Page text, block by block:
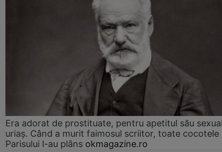
Era adorat de prostituate, pentru apetitul său
uriaș. Când a murit faimosul scriitor, toate cocotele
Parisului l-au plâns okmagazine.ro